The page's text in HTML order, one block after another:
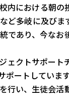
における朝の
ど多岐に及び
であり、今なお
ェクトサポート
ートしています
行い、生徒会